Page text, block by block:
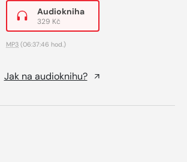
Audiokniha
329 Kč
MP3 (06:37:46 hod.)
Jak na audioknihu?